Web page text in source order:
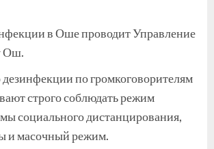
в Оше проводит Управление
Ош.
дезинфекции по громкоговорителям
строго соблюдать режим
социального дистанцирования,
и масочный режим.